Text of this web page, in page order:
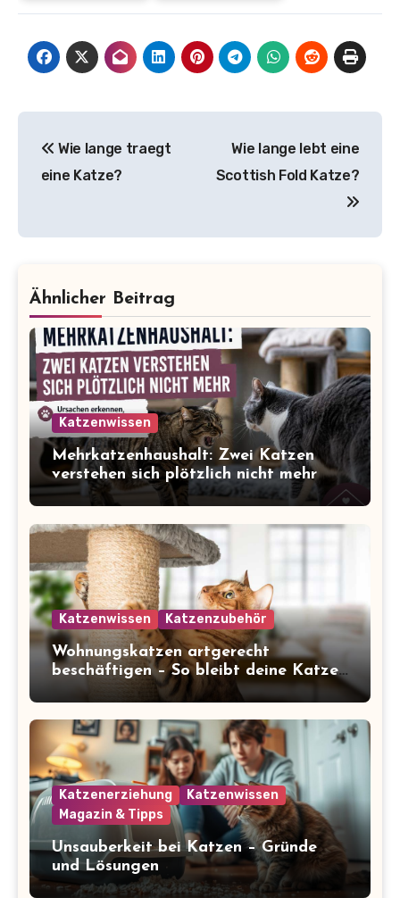
Wie lange traegt
eine Katze?
Wie lange lebt eine
Scottish Fold Katze?
Ähnlicher Beitrag
Katzenwissen
Mehrkatzenhaushalt: Zwei Katzen
verstehen sich plötzlich nicht mehr
Katzenwissen Katzenzubehör
Wohnungskatzen artgerecht
beschäftigen – So bleibt deine Katze
glücklich und gesund
Katzenerziehung
Katzenwissen
Magazin & Tipps
Unsauberkeit bei Katzen – Gründe
und Lösungen